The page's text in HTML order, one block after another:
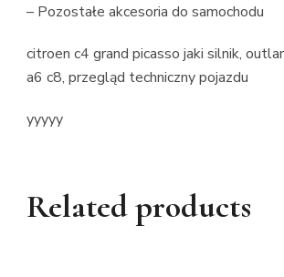
– Pozostałe akcesoria do samochodu
citroen c4 grand picasso jaki silnik,
a6 c8, przegląd techniczny pojazdu
yyyyy
Related products